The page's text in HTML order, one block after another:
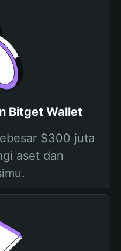
Bitget Wallet
$300 juta
aset dan